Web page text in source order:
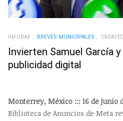
INFOBAE BREVES MUNICIPALES
Invierten Samuel García
publicidad digital
Monterrey, México ::: 16 de junio
Biblioteca de Anuncios de Meta